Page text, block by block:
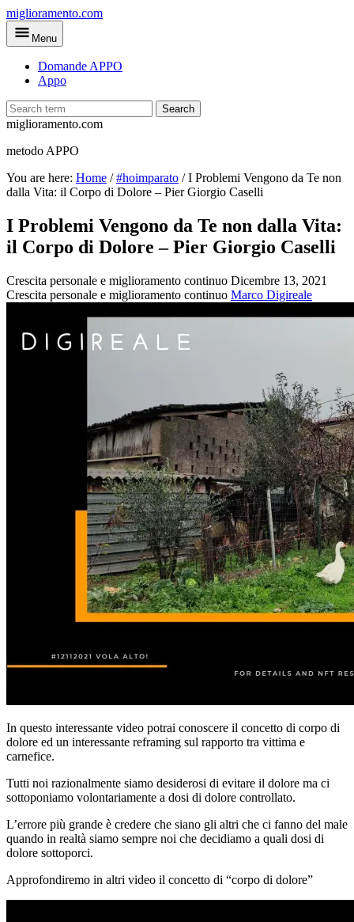
Skip
to
main
miglioramento.com
Menu
Domande APPO
Appo
Search
miglioramento.com
metodo APPO
You are here: Home /#hoimparato /I Problemi Vengono da Te non
dalla Vita: il Corpo di Dolore – Pier Giorgio Caselli
I Problemi Vengono da Te non dalla Vita:
il Corpo di Dolore – Pier Giorgio Caselli
Crescita personale e miglioramento continuo Dicembre 13, 2021
Crescita personale e miglioramento continuo Marco Digireale
In questo interessante video potrai conoscere il concetto di corpo di
dolore ed un interessante reframing sul rapporto tra vittima e
carnefice.
Tutti noi razionalmente siamo desiderosi di evitare il dolore ma ci
sottoponiamo volontariamente a dosi di dolore controllato.
L’errore più grande è credere che siano gli altri che ci fanno del male
quando in realtà siamo sempre noi che decidiamo a quali dosi di
dolore sottoporci.
Approfondiremo in altri video il concetto di “corpo di dolore”